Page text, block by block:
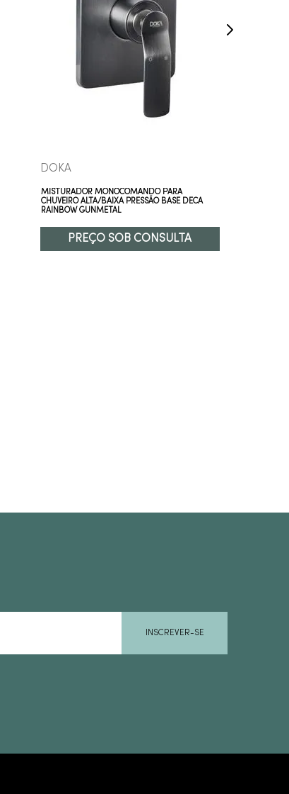
VEJA MAIS
DOKA
MISTURADOR MONOCOMANDO PARA
CHUVEIRO ALTA/BAIXA PRESSÃO BASE DECA
RAINBOW GUNMETAL
PREÇO SOB CONSULTA
INSCREVER-SE